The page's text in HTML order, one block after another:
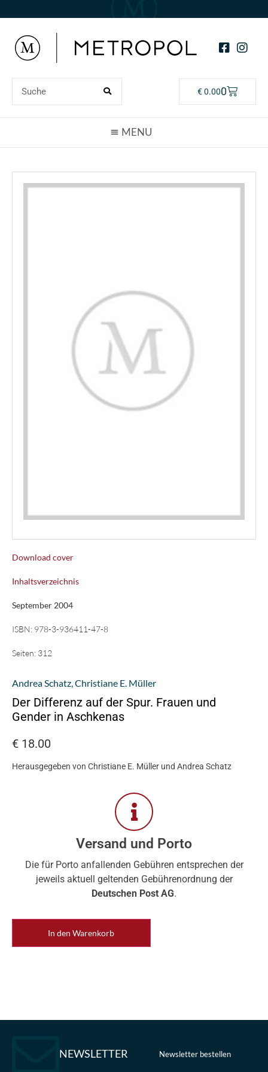
€0.000
Download cover
Inhaltsverzeichnis
September 2004
ISBN: 978-3-936411-47-8
Seiten: 312
Andrea Schatz,Christiane E. Müller
Der Differenz auf der Spur. Frauen und
Gender in Aschkenas
€ 18.00
Herausgegeben von Christiane E. Müller und Andrea Schatz
Versand und Porto
Die für Porto anfallenden Gebühren entsprechen der
jeweils aktuell geltenden Gebührenordnung der
Deutschen Post AG.
In den Warenkorb
NEWSLETTER Newsletter bestellen